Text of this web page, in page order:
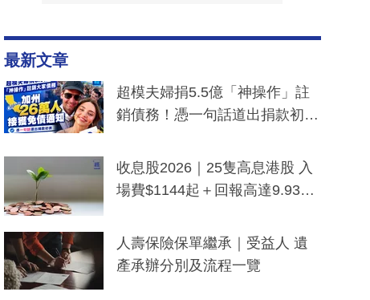
最新文章
超模夫婦捐5.5億「神操作」註
銷債務！憑一句話道出捐款初
一度被誤當詐騙手段
收息股2026｜25隻高息港股 入
場費$1144起＋回報高達9.93
人壽保險保單繼承｜受益人 遺
產承辦分別及流程一覽